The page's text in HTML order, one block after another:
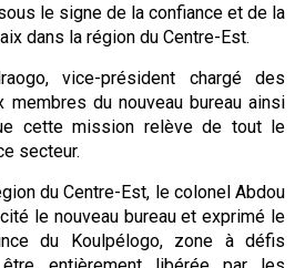
le signe de la confiance et de la
dans la région du Centre-Est.
vice-président chargé des
membres du nouveau bureau ainsi
cette mission relève de tout le
secteur.
du Centre-Est, le colonel Abdou
le nouveau bureau et exprimé le
du Koulpélogo, zone à défis